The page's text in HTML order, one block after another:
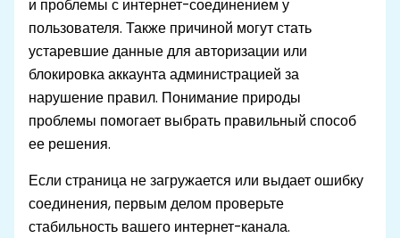
и проблемы с интернет-соединением у
пользователя. Также причиной могут стать
устаревшие данные для авторизации или
блокировка аккаунта администрацией за
нарушение правил. Понимание природы
проблемы помогает выбрать правильный способ
ее решения.
Если страница не загружается или выдает ошибку
соединения, первым делом проверьте
стабильность вашего интернет-канала.